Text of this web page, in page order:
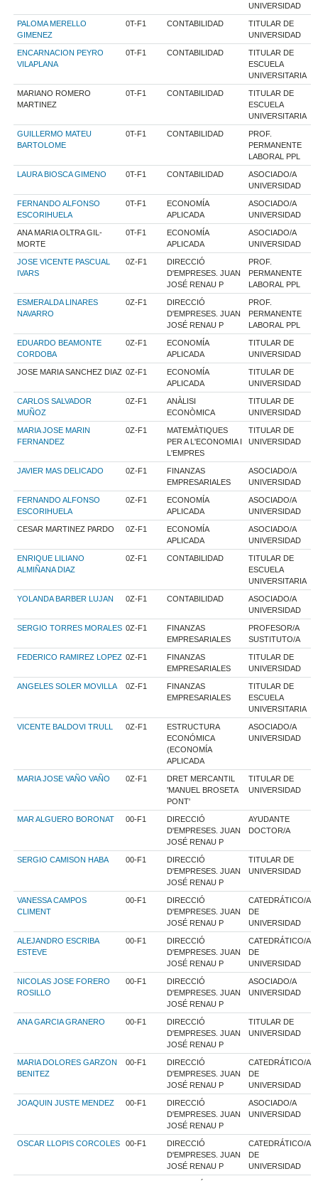
UNIVERSIDAD
PALOMA MERELLO
GIMENEZ
0T-F1 CONTABILIDAD
TITULAR DE
UNIVERSIDAD
ENCARNACION PEYRO
VILAPLANA
0T-F1 CONTABILIDAD
TITULAR DE
ESCUELA
UNIVERSITARIA
MARIANO ROMERO
MARTINEZ
0T-F1 CONTABILIDAD
TITULAR DE
ESCUELA
UNIVERSITARIA
GUILLERMO MATEU
BARTOLOME
0T-F1 CONTABILIDAD
PROF.
PERMANENTE
LABORAL PPL
LAURA BIOSCA GIMENO 0T-F1 CONTABILIDAD
ASOCIADO/A
UNIVERSIDAD
FERNANDO ALFONSO
ESCORIHUELA
0T-F1
ECONOMÍA
APLICADA
ASOCIADO/A
UNIVERSIDAD
ANA MARIA OLTRA GIL-
MORTE
0T-F1
ECONOMÍA
APLICADA
ASOCIADO/A
UNIVERSIDAD
JOSE VICENTE PASCUAL
IVARS
0Z-F1
DIRECCIÓ
D'EMPRESES. JUAN
JOSÉ RENAU P
PROF.
PERMANENTE
LABORAL PPL
ESMERALDA LINARES
NAVARRO
0Z-F1
DIRECCIÓ
D'EMPRESES. JUAN
JOSÉ RENAU P
PROF.
PERMANENTE
LABORAL PPL
EDUARDO BEAMONTE
CORDOBA
0Z-F1
ECONOMÍA
APLICADA
TITULAR DE
UNIVERSIDAD
JOSE MARIA SANCHEZ DIAZ 0Z-F1
ECONOMÍA
APLICADA
TITULAR DE
UNIVERSIDAD
CARLOS SALVADOR
MUÑOZ
0Z-F1
ANÀLISI
ECONÒMICA
TITULAR DE
UNIVERSIDAD
MARIA JOSE MARIN
FERNANDEZ
0Z-F1
MATEMÀTIQUES
PER A L'ECONOMIA I
L'EMPRES
TITULAR DE
UNIVERSIDAD
JAVIER MAS DELICADO 0Z-F1
FINANZAS
EMPRESARIALES
ASOCIADO/A
UNIVERSIDAD
FERNANDO ALFONSO
ESCORIHUELA
0Z-F1
ECONOMÍA
APLICADA
ASOCIADO/A
UNIVERSIDAD
CESAR MARTINEZ PARDO 0Z-F1
ECONOMÍA
APLICADA
ASOCIADO/A
UNIVERSIDAD
ENRIQUE LILIANO
ALMIÑANA DIAZ
0Z-F1 CONTABILIDAD
TITULAR DE
ESCUELA
UNIVERSITARIA
YOLANDA BARBER LUJAN 0Z-F1 CONTABILIDAD
ASOCIADO/A
UNIVERSIDAD
SERGIO TORRES MORALES 0Z-F1
FINANZAS
EMPRESARIALES
PROFESOR/A
SUSTITUTO/A
FEDERICO RAMIREZ LOPEZ 0Z-F1
FINANZAS
EMPRESARIALES
TITULAR DE
UNIVERSIDAD
ANGELES SOLER MOVILLA 0Z-F1
FINANZAS
EMPRESARIALES
TITULAR DE
ESCUELA
UNIVERSITARIA
VICENTE BALDOVI TRULL 0Z-F1
ESTRUCTURA
ECONÓMICA
(ECONOMÍA
APLICADA
ASOCIADO/A
UNIVERSIDAD
MARIA JOSE VAÑO VAÑO 0Z-F1
DRET MERCANTIL
'MANUEL BROSETA
PONT'
TITULAR DE
UNIVERSIDAD
MAR ALGUERO BORONAT 00-F1
DIRECCIÓ
D'EMPRESES. JUAN
JOSÉ RENAU P
AYUDANTE
DOCTOR/A
SERGIO CAMISON HABA 00-F1
DIRECCIÓ
D'EMPRESES. JUAN
JOSÉ RENAU P
TITULAR DE
UNIVERSIDAD
VANESSA CAMPOS
CLIMENT
00-F1
DIRECCIÓ
D'EMPRESES. JUAN
JOSÉ RENAU P
CATEDRÁTICO/A
DE
UNIVERSIDAD
ALEJANDRO ESCRIBA
ESTEVE
00-F1
DIRECCIÓ
D'EMPRESES. JUAN
JOSÉ RENAU P
CATEDRÁTICO/A
DE
UNIVERSIDAD
NICOLAS JOSE FORERO
ROSILLO
00-F1
DIRECCIÓ
D'EMPRESES. JUAN
JOSÉ RENAU P
ASOCIADO/A
UNIVERSIDAD
ANA GARCIA GRANERO 00-F1
DIRECCIÓ
D'EMPRESES. JUAN
JOSÉ RENAU P
TITULAR DE
UNIVERSIDAD
MARIA DOLORES GARZON
BENITEZ
00-F1
DIRECCIÓ
D'EMPRESES. JUAN
JOSÉ RENAU P
CATEDRÁTICO/A
DE
UNIVERSIDAD
JOAQUIN JUSTE MENDEZ 00-F1
DIRECCIÓ
D'EMPRESES. JUAN
JOSÉ RENAU P
ASOCIADO/A
UNIVERSIDAD
OSCAR LLOPIS CORCOLES 00-F1
DIRECCIÓ
D'EMPRESES. JUAN
JOSÉ RENAU P
CATEDRÁTICO/A
DE
UNIVERSIDAD